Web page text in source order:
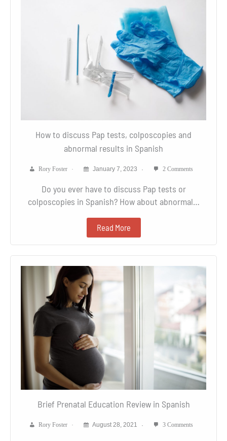
How to discuss Pap tests, colposcopies and
abnormal results in Spanish
Rory Foster January 7, 2023 2 Comments
Do you ever have to discuss Pap tests or
colposcopies in Spanish? How about abnormal…
Read More
Brief Prenatal Education Review in Spanish
Rory Foster August 28, 2021 3 Comments